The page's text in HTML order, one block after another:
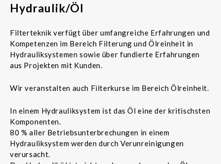
Hydraulik/Öl
Filterteknik verfügt über umfangreiche Erfahrungen und
Kompetenzen im Bereich Filterung und Ölreinheit in
Hydrauliksystemen sowie über fundierte Erfahrungen
aus Projekten mit Kunden.
Wir veranstalten auch Filterkurse im Bereich Ölreinheit.
In einem Hydrauliksystem ist das Öl eine der kritischsten
Komponenten.
80 % aller Betriebsunterbrechungen in einem
Hydrauliksystem werden durch Verunreinigungen
verursacht.